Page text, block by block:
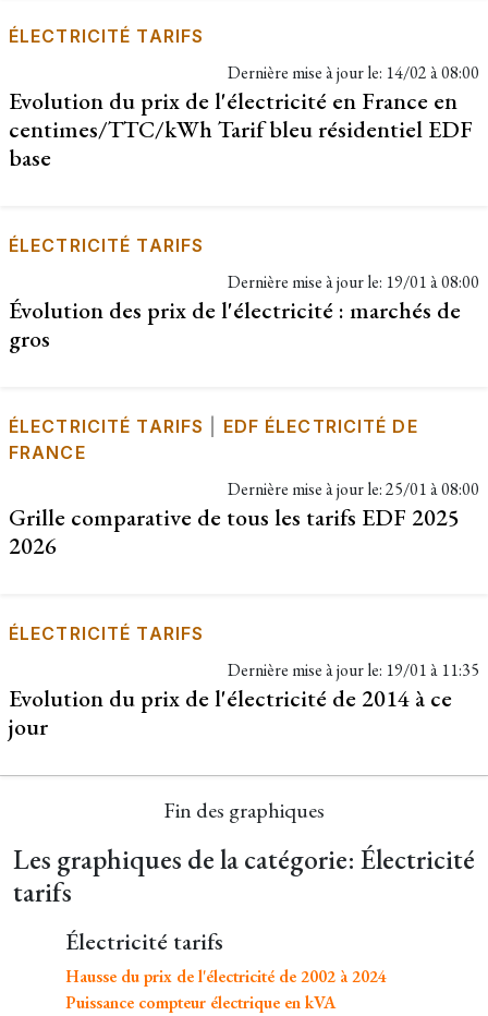
ÉLECTRICITÉ TARIFS
Dernière mise à jour le: 14/02 à 08:00
Evolution du prix de l'électricité en France en
centimes/TTC/kWh Tarif bleu résidentiel EDF
base
ÉLECTRICITÉ TARIFS
Dernière mise à jour le: 19/01 à 08:00
Évolution des prix de l'électricité : marchés de
gros
ÉLECTRICITÉ TARIFS
EDF ÉLECTRICITÉ DE
FRANCE
Dernière mise à jour le:25/01 à 08:00
Grille comparative de tous les tarifs EDF 2025
2026
ÉLECTRICITÉ TARIFS
Dernière mise à jour le: 19/01 à 11:35
Evolution du prix de l'électricité de 2014 à ce
jour
Fin des graphiques
Les graphiques de la catégorie: Électricité
tarifs
Électricité tarifs
Hausse du prix de l'électricité de 2002 à 2024
Puissance compteur électrique en kVA